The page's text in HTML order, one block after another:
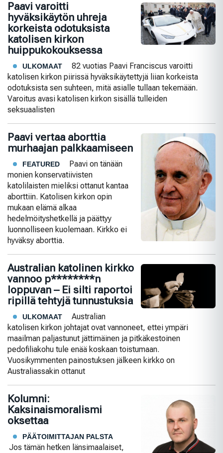
Paavi varoitti
hyväksikäytön uhreja
korkeista odotuksista
katolisen kirkon
huippukokouksessa
ULKOMAAT
82 vuotias Paavi Franciscus varoitti
katolisen kirkon piirissä hyväksikäytettyjä liian korkeista
odotuksista sen suhteen, mitä asialle tullaan tekemään.
Varoitus avasi katolisen kirkon sisällä tulleiden
seksuaalisten
Paavi vertaa aborttia
murhaajan palkkaamiseen
FEATURED
Paavi on tänään
monien konservatiivisten
katolilaisten mieliksi ottanut kantaa
aborttiin. Katolisen kirkon opin
mukaan elämä alkaa
hedelmöityshetkellä ja päättyy
luonnolliseen kuolemaan. Kirkko ei
hyväksy aborttia.
Australian katolinen kirkko
vannoo p********n
loppuvan – Ei silti raportoi
ripillä tehtyjä tunnustuksia
ULKOMAAT
Australian
katolisen kirkon johtajat ovat vannoneet, ettei ympäri
maailman paljastunut jättimäinen ja pitkäkestoinen
pedofiliakohu tule enää koskaan toistumaan.
Vuosikymmenten painostuksen jälkeen kirkko on
Australiassakin ottanut
Kolumni:
Kaksinaismoralismi
oksettaa
PÄÄTOIMITTAJAN PALSTA
Jos tämän hetken länsimaalaiset,